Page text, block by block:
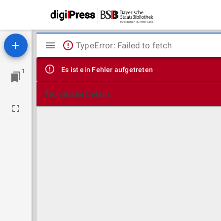
1
Mirador
Viewer
TypeError: Failed to fetch
Es ist ein Fehler aufgetreten
Technische Details